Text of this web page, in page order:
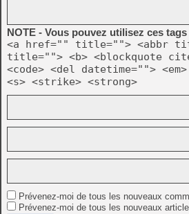
NOTE - Vous pouvez utilisez ces
<a href="" title=""> <abbr
title=""> <b> <blockquote
<code> <del datetime="">
<s> <strike> <strong>
Prévenez-moi de tous les nouveaux
Prévenez-moi de tous les nouveaux